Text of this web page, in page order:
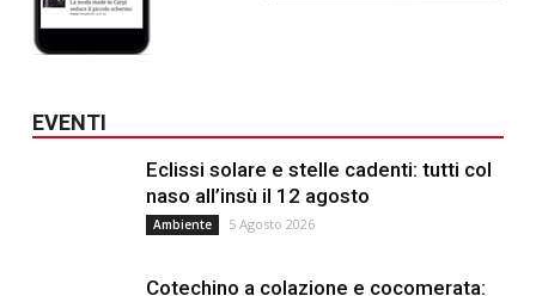
EVENTI
Eclissi solare e stelle cadenti: tutti col
naso all’insù il 12 agosto
Ambiente 5 Agosto 2026
Cotechino a colazione e cocomerata: